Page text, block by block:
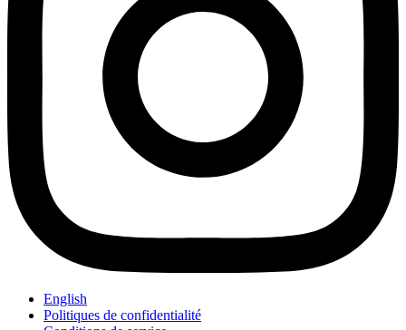
English
Politiques de confidentialité